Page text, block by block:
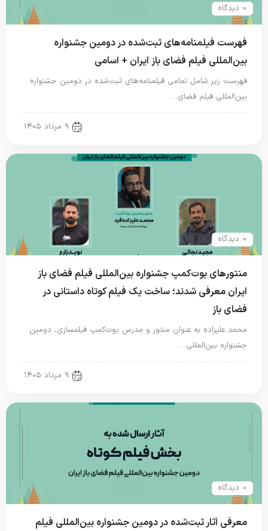
0 دیدگاه
فهرست فیلمنامه‌های ثبت‌شده در دومین جشنواره
بین‌المللی فیلم فضای باز ایران + اسامی
فهرست زیر شامل تمامی فیلمنامه‌های ثبت‌شده در دومین جشنواره
بین‌المللی فیلم فضای…
۹ مرداد ۱۴۰۵
0 دیدگاه
منتورهای بوت‌کمپ جشنواره بین‌المللی فیلم فضای باز
ایران معرفی شدند؛ ساخت یک فیلم کوتاه داستانی در
فضای باز
محمد علیزاده به عنوان منتور و مدرس بوت‌کمپ فیلمسازی، دومین
جشنواره بین‌المللی…
۹ مرداد ۱۴۰۵
0 دیدگاه
معرفی آثار ثبت‌شده در دومین جشنواره بین‌المللی فیلم